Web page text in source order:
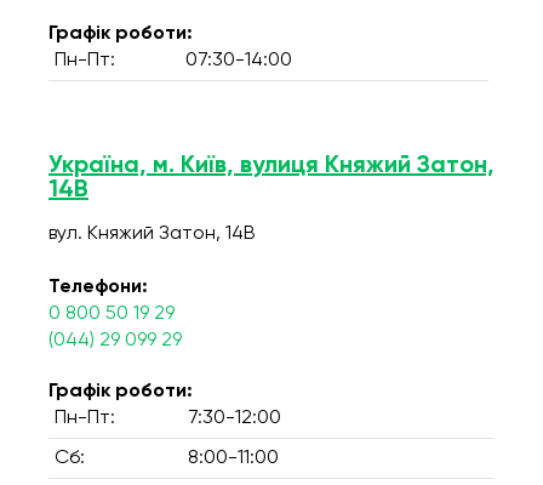
Графік роботи:
Пн-Пт:
07:30-14:00
Україна, м. Київ, вулиця Княжий Затон,
14В
вул. Княжий Затон, 14В
Телефони:
0 800 50 19 29
(044) 29 099 29
Графік роботи:
Пн-Пт:
7:30-12:00
Сб: 8:00-11:00